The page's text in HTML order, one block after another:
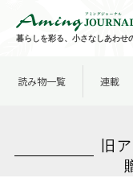
暮らしを彩る、小さなしあわせ
読み物一覧 連載
旧